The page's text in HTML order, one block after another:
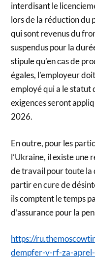
interdisant le
lors de la réduction du
qui sont revenus du
suspendus pour la
stipule qu’en cas de
égales, l’employeur
employé qui a le statut
exigences seront
2026.
En outre, pour les
l’Ukraine, il existe une
de travail pour toute la
partir en cure de
ils comptent le temps
d’assurance pour la
https://
dempfer-v-rf-za-